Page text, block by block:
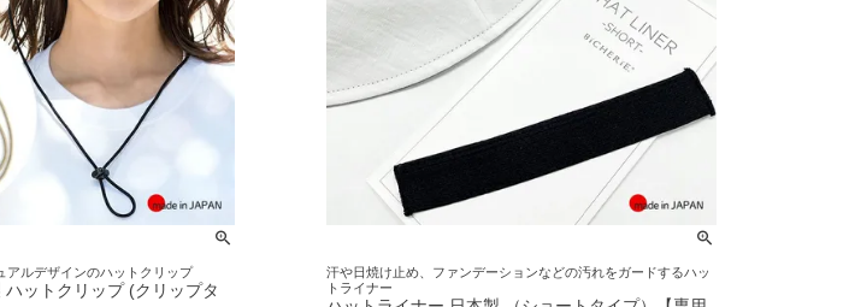
アルデザインのハットクリップ
ットクリップ (クリップタ
汗や日焼け止め、ファンデーションなどの汚れをガードするハッ
トライナー